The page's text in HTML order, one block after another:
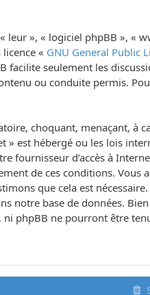
leur », « logiciel phpBB », «
« GNU General Public
facilite seulement les
ou conduite permis.
choquant, menaçant, à
est hébergé ou les lois
d’accès à
de ces conditions. Vous
que cela est
notre base de données.
phpBB ne pourront être